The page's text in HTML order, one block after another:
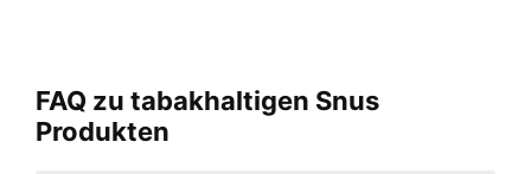
FAQ zu tabakhaltigen Snus
Produkten